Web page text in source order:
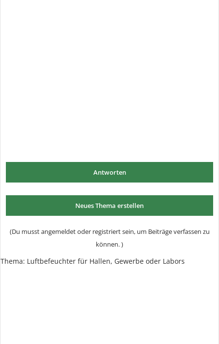
Antworten
Neues Thema erstellen
(Du musst angemeldet oder registriert sein, um Beiträge verfassen zu
können. )
Thema: Luftbefeuchter für Hallen, Gewerbe oder Labors